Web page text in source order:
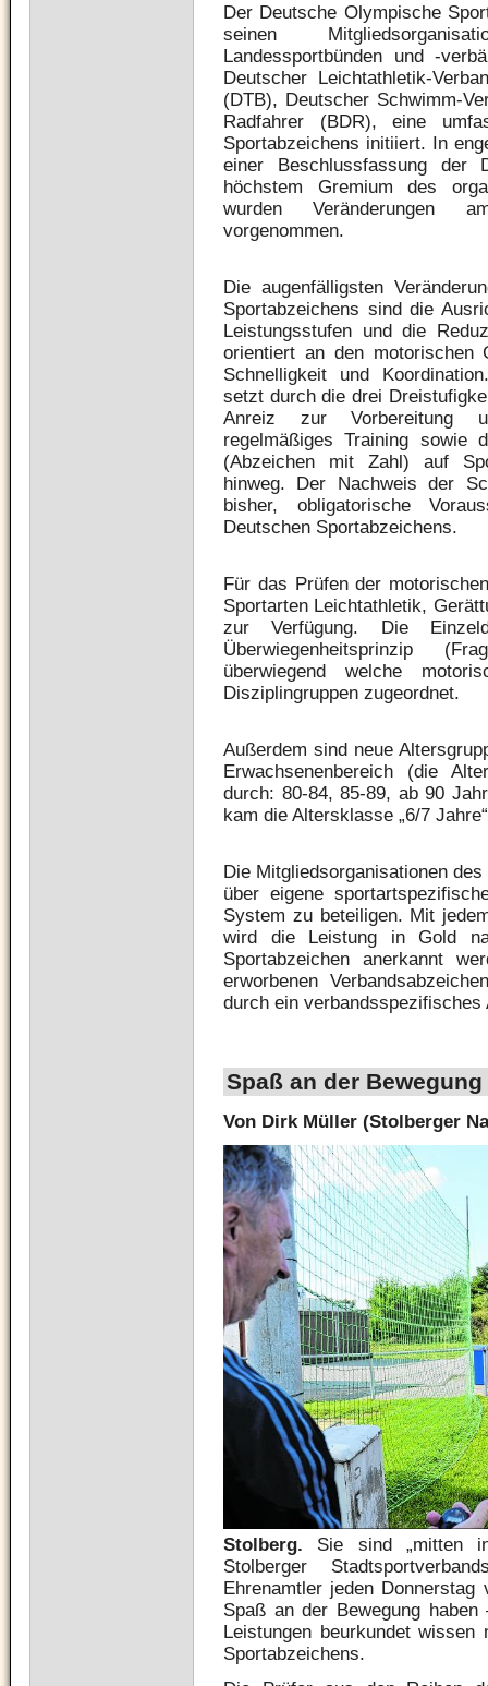
Der Deutsche Olympische
seinen
Landessportbünden und -
Deutscher Leichtathletik-
(DTB), Deutscher Schwimm-
Radfahrer (BDR), eine
Sportabzeichens initiiert. In
einer Beschlussfassung der
höchstem Gremium des
wurden Veränderungen
vorgenommen.
Die augenfälligsten
Sportabzeichens sind die
Leistungsstufen und die
orientiert an den motorischen
Schnelligkeit und
setzt durch die drei
Anreiz zur Vorbereitung
regelmäßiges Training sowie
(Abzeichen mit Zahl) auf
hinweg. Der Nachweis der
bisher, obligatorische
Deutschen Sportabzeichens.
Für das Prüfen der
Sportarten Leichtathletik,
zur Verfügung. Die
Überwiegenheitsprinzip
überwiegend welche
Disziplingruppen zugeordnet.
Außerdem sind neue
Erwachsenenbereich (die
durch: 80-84, 85-89, ab 90
kam die Altersklasse „6/7
Die Mitgliedsorganisationen
über eigene
System zu beteiligen. Mit
wird die Leistung in Gold
Sportabzeichen anerkannt
erworbenen
durch ein
Spaß an der
Von Dirk Müller (Stolberger
Stolberg. Sie sind „mitten
Stolberger
Ehrenamtler jeden
Spaß an der Bewegung
Leistungen beurkundet
Sportabzeichens.